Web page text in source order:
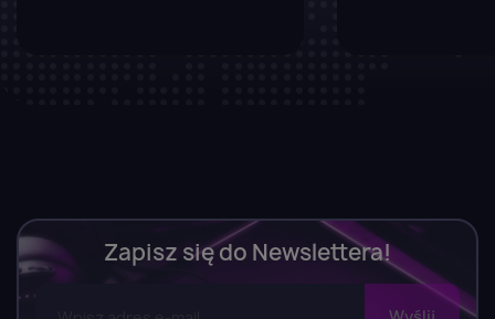
Zapisz się do Newslettera!